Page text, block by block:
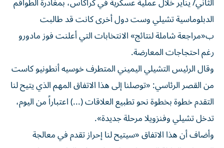
الدبلوماسية تشيلي وست دول أخرى كانت قد طالبت
ب«مراجعة شاملة لنتائج» الانتخابات التي أعلنت فوز مادورو
رغم احتجاجات المعارضة.
وقال الرئيس التشيلي اليميني المتطرف خوسيه أنطونيو كاست
من القصر الرئاسي: «توصلنا إلى هذا الاتفاق المهم الذي يتيح لنا
التقدم خطوة بخطوة نحو تطبيع العلاقات (...) اعتباراً من اليوم،
تدخل تشيلي وفنزويلا مرحلة جديدة».
وأضاف أن هذا الاتفاق «سيتيح لنا إحراز تقدم في معالجة